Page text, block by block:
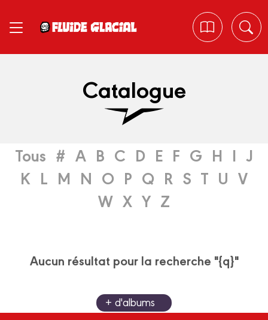
Catalogue
Tous # A B C D E F G H I J
K L M N O P Q R S T U V
W X Y Z
Aucun résultat pour la recherche "{q}"
+ d'albums